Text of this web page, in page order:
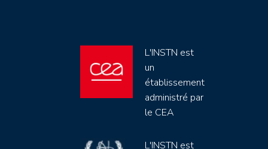
L'INSTN est
un
établissement
administré par
le CEA
L'INSTN est